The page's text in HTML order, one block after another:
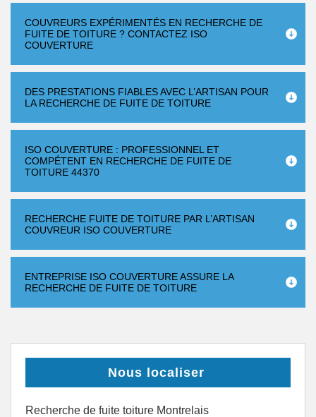
COUVREURS EXPÉRIMENTÉS EN RECHERCHE DE
FUITE DE TOITURE ? CONTACTEZ ISO
COUVERTURE
DES PRESTATIONS FIABLES AVEC L’ARTISAN POUR
LA RECHERCHE DE FUITE DE TOITURE
ISO COUVERTURE : PROFESSIONNEL ET
COMPÉTENT EN RECHERCHE DE FUITE DE
TOITURE 44370
RECHERCHE FUITE DE TOITURE PAR L’ARTISAN
COUVREUR ISO COUVERTURE
ENTREPRISE ISO COUVERTURE ASSURE LA
RECHERCHE DE FUITE DE TOITURE
Nous localiser
Recherche de fuite toiture Montrelais